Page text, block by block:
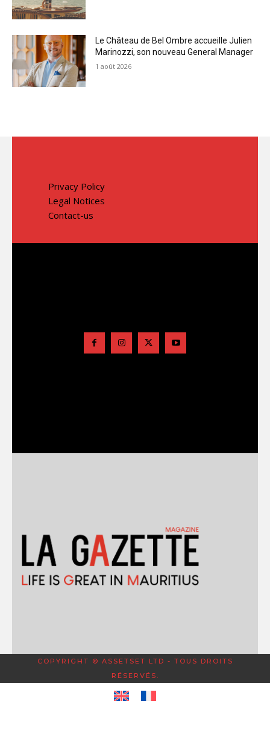
Le Château de Bel Ombre accueille Julien
Marinozzi, son nouveau General Manager
1 août 2026
Privacy Policy
Legal Notices
Contact-us
COPYRIGHT © ASSETSET LTD - TOUS DROITS
RÉSERVÉS.